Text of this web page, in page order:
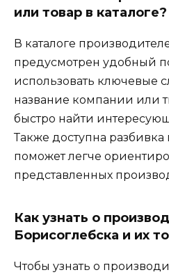
или товар в каталоге?
В каталоге
предусмотрен удобный
использовать ключевые
название компании или
быстро найти
Также доступна разбивка
поможет легче
представленных
Как узнать о
Борисоглебска и их
Чтобы узнать о